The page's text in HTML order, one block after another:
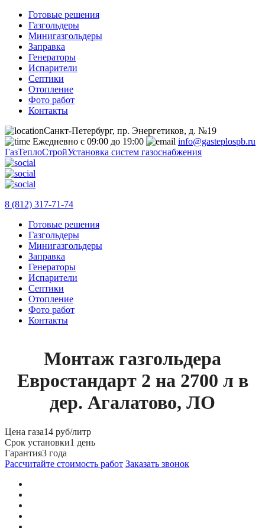
Готовые решения
Газгольдеры
Минигазгольдеры
Заправка
Генераторы
Испарители
Септики
Отопление
Фото работ
Контакты
Санкт-Петербург, пр. Энергетиков, д. №19
Ежедневно с 09:00 до 19:00
info@gasteplospb.ru
ГазТеплоСтройУстановка систем газоснабжения
8 (812) 317-71-74
Готовые решения
Газгольдеры
Минигазгольдеры
Заправка
Генераторы
Испарители
Септики
Отопление
Фото работ
Контакты
Монтаж газгольдера
Евростандарт 2 на 2700 л в
дер. Агалатово, ЛО
Цена газа14 руб/литр
Срок установки1 день
Гарантия3 года
Рассчитайте стоимость работ Заказать звонок